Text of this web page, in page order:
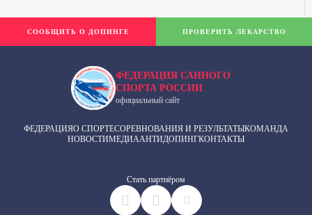
ФЕДЕРАЦИЯ САННОГО
СПОРТА РОССИИ
официальный сайт
ФЕДЕРАЦИЯО СПОРТЕСОРЕВНОВАНИЯ И РЕЗУЛЬТАТЫКОМАНДА
НОВОСТИМЕДИААНТИДОПИНГКОНТАКТЫ
Cтать партнёром
СООБЩИТЬ О ДОПИНГЕ ПРОВЕРИТЬ ЛЕКАРСТВО